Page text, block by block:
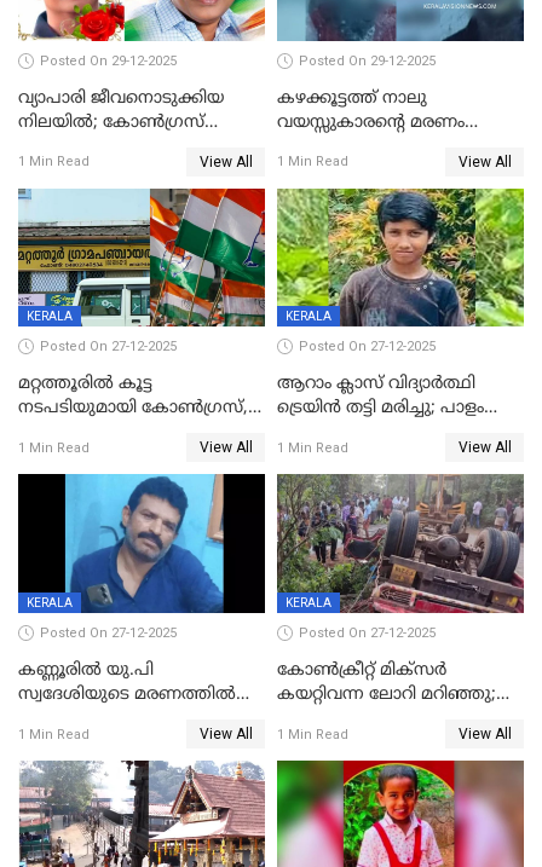
Posted On 29-12-2025
വ്യാപാരി ജീവനൊടുക്കിയ
നിലയില്‍; കോണ്‍ഗ്രസ്
മാനസികപീഡനമെന്ന് കുറിപ്പ്
1 Min Read View All
Posted On 29-12-2025
കഴക്കൂട്ടത്ത് നാലു
വയസ്സുകാരന്റെ മരണം
സുഹൃത്തും പൊലീസ്
കസ്റ്റഡിയിൽ
1 Min Read View All
KERALA
Posted On 27-12-2025
മറ്റത്തൂരിൽ കൂട്ട
നടപടിയുമായി കോണ്‍ഗ്രസ്,
എട്ട് പേര്‍ ഉള്‍പ്പെടെ
പത്തുപേരെ പുറത്താക്കി,
ചൊവ്വന്നൂരിലും നടപടി
1 Min Read View All
KERALA
Posted On 27-12-2025
ആറാം ക്ലാസ് വിദ്യാർത്ഥി
ട്രെയിൻ തട്ടി മരിച്ചു; പാളം
അപകടം മലപ്പുറത്ത്
1 Min Read View All
KERALA
Posted On 27-12-2025
കണ്ണൂരിൽ യു.പി
സ്വദേശിയുടെ മരണത്തിൽ
കേസ്; തർക്കമുണ്ടായത്
ഫേഷ്യലിന് 300 രൂപ
ആവശ്യപ്പെട്ടതിനെച്ചൊല്ലി
1 Min Read View All
KERALA
Posted On 27-12-2025
കോണ്‍ക്രീറ്റ് മിക്‌സര്‍
കയറ്റിവന്ന ലോറി മറിഞ്ഞു;
അപകടം കണ്ണൂരിൽ
1 Min Read View All